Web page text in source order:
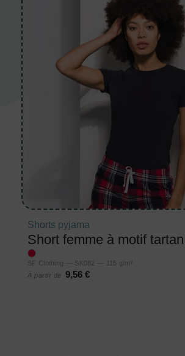
Shorts pyjama
Short femme à motif tartan
SF Clothing — SK082 — 115 g/m²
À partir de
9,56 €